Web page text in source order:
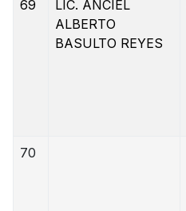
69
LIC. ANCIEL
ALBERTO
BASULTO REYES
70